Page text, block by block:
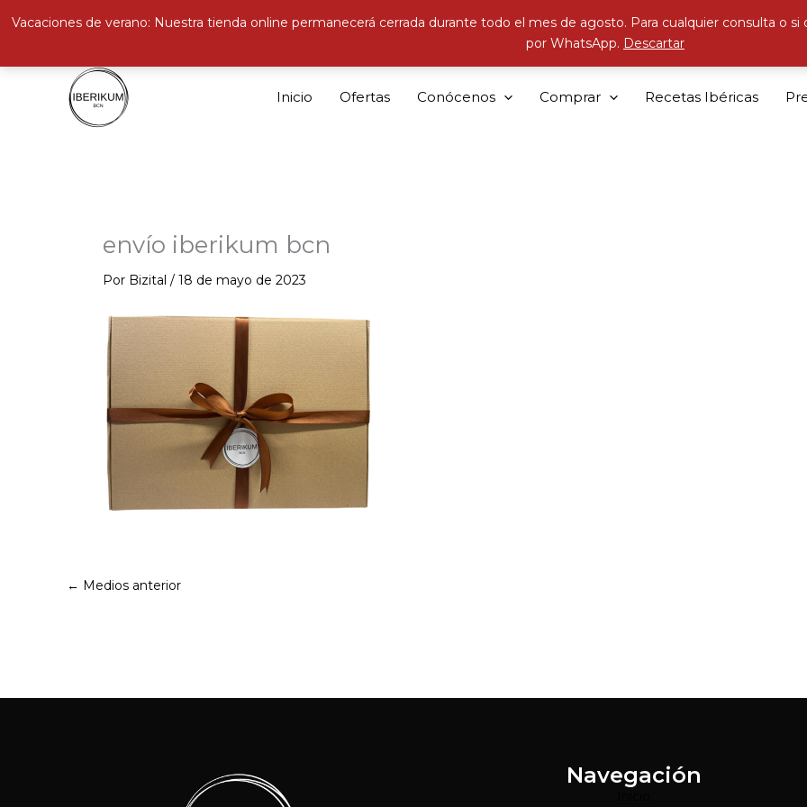
Vacaciones de verano: Nuestra tienda online permanecerá cerrada durante todo el mes de agosto. Para cualquier consulta o
por WhatsApp. Descartar
Inicio Ofertas Conócenos Comprar Recetas Ibéricas
envío iberikum bcn
Por Bizital / 18 de mayo de 2023
← Medios anterior
Navegación